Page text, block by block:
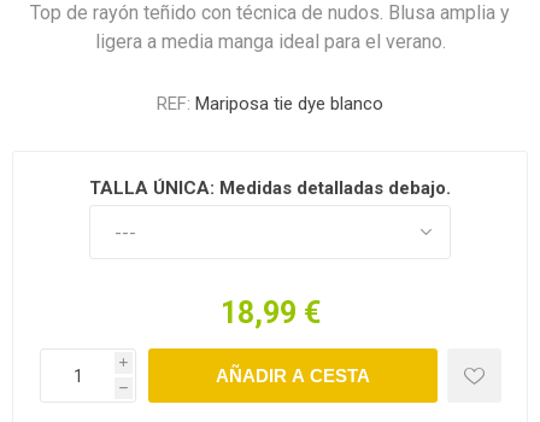
Top de rayón teñido con técnica de nudos. Blusa amplia y
ligera a media manga ideal para el verano.
REF: Mariposa tie dye blanco
TALLA ÚNICA: Medidas detalladas debajo.
18,99 €
i
h